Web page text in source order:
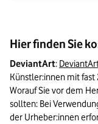
Hier finden Sie
DeviantArt:
Künstler:innen mit fast
Worauf Sie vor dem
sollten: Bei
der Urheber:innen